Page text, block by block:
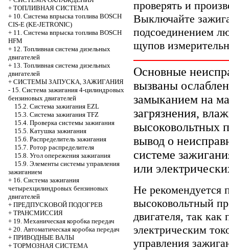
+ ТОПЛИВНАЯ СИСТЕМА
+ 10. Система впрыска топлива BOSCH
CIS-E (KE-JETRONIC)
+ 11. Система впрыска топлива BOSCH
HFM
+ 12. Топливная система дизельных
двигателей
+ 13. Топливная система дизельных
двигателей
+ СИСТЕМЫ ЗАПУСКА, ЗАЖИГАНИЯ
- 15. Система зажигания 4-цилиндровых
бензиновых двигателей
15.2. Система зажигания EZL
15.3. Система зажигания TFZ
15.4. Проверка системы зажигания
15.5. Катушка зажигания
15.6. Распределитель зажигания
15.7. Ротор распределителя
15.8. Угол опережения зажигания
15.9. Элементы системы управления
зажиганием
+ 16. Система зажигания
четырехцилиндровых бензиновых
двигателей
+ ПРЕДПУСКОВОЙ ПОДОГРЕВ
+ ТРАНСМИССИЯ
+ 19. Механическая коробка передач
+ 20. Автоматическая коробка передач
+ ПРИВОДНЫЕ ВАЛЫ
+ ТОРМОЗНАЯ СИСТЕМА
проверять и
Выключайте
подсоединением
щупов
Основные
вызваны
замыканием на
загрязнения,
высоковольтных
вывод о
системе
или
Не рекомендуется
высоковольтный
двигателя, так
электрическим
управления